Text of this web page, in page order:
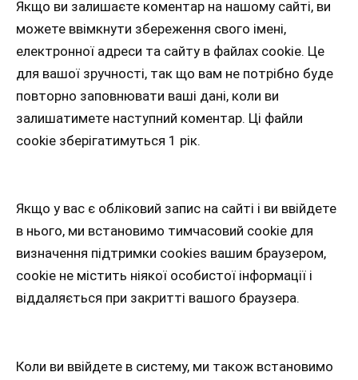
Якщо ви залишаєте коментар на нашому сайті, ви
можете ввімкнути збереження свого імені,
електронної адреси та сайту в файлах cookie. Це
для вашої зручності, так що вам не потрібно буде
повторно заповнювати ваші дані, коли ви
залишатимете наступний коментар. Ці файли
cookie зберігатимуться 1 рік.
Якщо у вас є обліковий запис на сайті і ви ввійдете
в нього, ми встановимо тимчасовий cookie для
визначення підтримки cookies вашим браузером,
cookie не містить ніякої особистої інформації і
віддаляється при закритті вашого браузера.
Коли ви ввійдете в систему, ми також встановимо